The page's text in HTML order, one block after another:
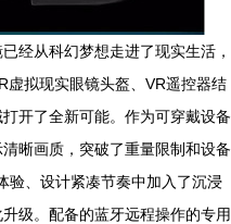
经从科幻梦想走进了现实生活，
虚拟现实眼镜头盔、VR遥控器结
开了全新可能。作为可穿戴设备
晰画质，突破了重量限制和设备
验、设计紧凑节奏中加入了沉浸
级。配备的蓝牙远程操作的专用